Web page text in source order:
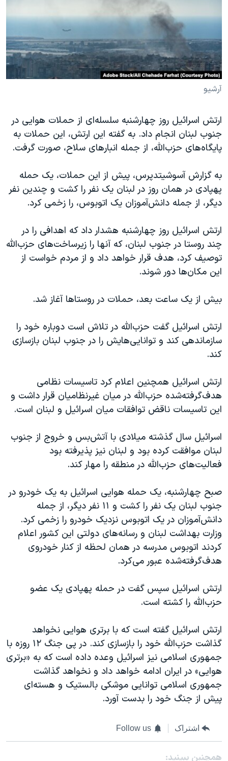
حقوق شهروندی
اقتصادی
علم و فناوری
آرشیو پخش زنده
انتخابات ریاست جمهوری آمریکا ۲۰۲۴
حمله جمهوری اسلامی به اسرائیل
رمز مهسا
مجموعه مستندهای دادخواهی
تریبونال مردمی آبان ۹۸
چهل سال گروگان‌گیری
قانون شفافیت دارائی کادر رهبری ایران
اسرائیل در جنگ
نرگس محمدی برنده جایزه نوبل صلح
همایش محافظه‌کاران آمریکا «سی‌پک»
سفر پرزیدنت ترامپ به چین
زبانهای مختلف
آرشیو
ارتش اسرائیل روز چهارشنبه سلسله‌ای از حملات هوایی در
جنوب لبنان انجام داد. به گفته این ارتش، این حملات به
پایگاه‌های حزب‌الله، از جمله انبارهای سلاح، صورت گرفت.
به گزارش آسوشیتدپرس، پیش از این حملات، یک حمله
پهپادی در همان روز در لبنان یک نفر را کشت و چندین نفر
دیگر، از جمله دانش‌آموزان یک اتوبوس، را زخمی کرد.
ارتش اسرائیل روز چهارشنبه هشدار داد که اهدافی را در
چند روستا در جنوب لبنان، که آنها را زیرساخت‌های حزب‌الله
توصیف کرد، هدف قرار خواهد داد و از مردم خواست از
این مکان‌ها دور شوند.
بیش از یک ساعت بعد، حملات در روستاها آغاز شد.
ارتش اسرائیل گفت حزب‌الله در تلاش است دوباره خود را
سازماندهی کند و توانایی‌هایش را در جنوب لبنان بازسازی
کند.
ارتش اسرائيل همچنین اعلام کرد تاسیسات نظامی
هدف‌گرفته‌شده حزب‌الله در میان غیرنظامیان قرار داشت و
این تاسیسات ناقض توافقات میان اسرائیل و لبنان است.
اسرائیل سال گذشته میلادی با آتش‌بس و خروج از جنوب
لبنان موافقت کرده بود و لبنان نیز پذیرفته بود
فعالیت‌های حزب‌الله در منطقه را مهار کند.
صبح چهارشنبه، یک حمله هوایی اسرائیل به یک خودرو در
جنوب لبنان یک نفر را کشت و ۱۱ نفر دیگر، از جمله
دانش‌آموزان در یک اتوبوس نزدیک خودرو را زخمی کرد.
وزارت بهداشت لبنان و رسانه‌های دولتی این کشور اعلام
کردند اتوبوس مدرسه در همان لحظه از کنار خودروی
هدف‌گرفته‌شده عبور می‌کرد.
ارتش اسرائیل سپس گفت در حمله پهپادی یک عضو
حزب‌الله را کشته است.
ارتش اسرائيل گفته است که با برتری هوایی نخواهد
گذاشت حزب‌الله خود را بازسازی کند. در پی جنگ ۱۲ روزه با
جمهوری اسلامی نیز اسرائيل وعده داده است که به «برتری
هوایی» در ایران ادامه خواهد داد و نخواهد گذاشت
جمهوری اسلامی توانایی موشکی بالستیک و هسته‌ای
پیش از جنگ خود را بدست آورد.
اشتراک Follow us
همچنبن ببینید: